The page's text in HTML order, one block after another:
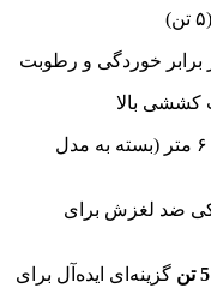
برابر خوردگی و رطوبت
کششی بالا
بین ۳ تا ۶ متر (بسته به مدل
ضد لغزش برای
گزینه‌ای ایده‌آل برای